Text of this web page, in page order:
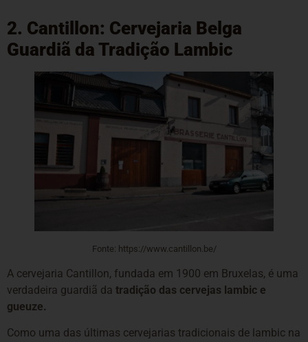
2. Cantillon: Cervejaria Belga
Guardiã da Tradição Lambic
Fonte: https://www.cantillon.be/
A cervejaria Cantillon, fundada em 1900 em Bruxelas, é uma
verdadeira guardiã da tradição das cervejas lambic e
gueuze.
Como uma das últimas cervejarias tradicionais de lambic na